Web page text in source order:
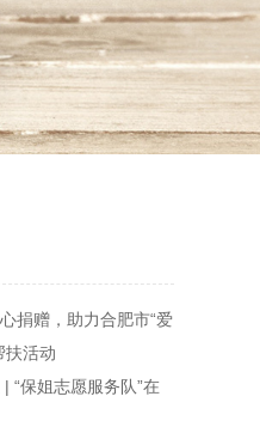
捐赠，助力合肥市“爱
扶活动
“保姐志愿服务队”在